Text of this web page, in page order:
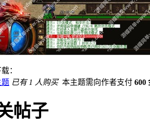
：
已有 1 人购买 本主题需向作者支付 600
帖子